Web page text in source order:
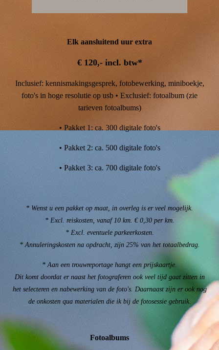
Elk aansluitend uur extra
€ 120,- incl. btw*
Inclusief: kennismakingsgesprek, fotobewerking, miniboekje,
foto's in hoge resolutie op usb • Exclusief: fotoalbum (zie
tarieven fotoalbums)
• Pakket 1: ca. 300 digitale foto's
• Pakket 2: ca. 500 digitale foto's
• Pakket 3: ca. 700 digitale foto's
* Wenst u een pakket op maat, in overleg is er veel mogelijk.
* Excl. reiskosten, vanaf 10 km. € 0,30 per km.
* Excl. eventuele parkeerkosten.
* Annuleringskosten na opdracht, zijn 25% van het totaalbedrag.
* Aan een trouwreportage hangt een prijskaartje.
Dit komt doordat er naast het fotograferen ook veel tijd gaat zitten in
het selecteren en nabewerking van de foto's. Daarnaast zijn er ook nog
de onkosten qua materialen die ik bij de fotosessie gebruik.
Fotoalbums